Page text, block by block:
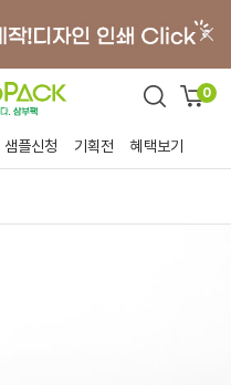
0
샘플신청 기획전 혜택보기